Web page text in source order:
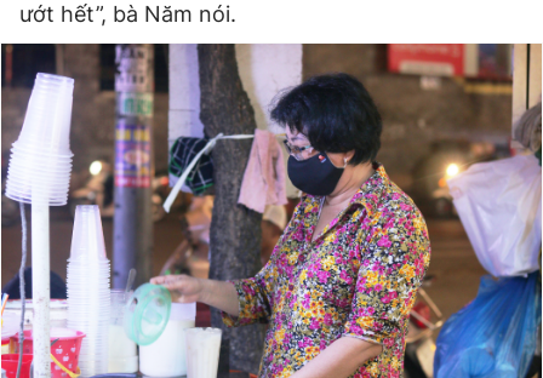
ướt hết”, bà Năm nói.